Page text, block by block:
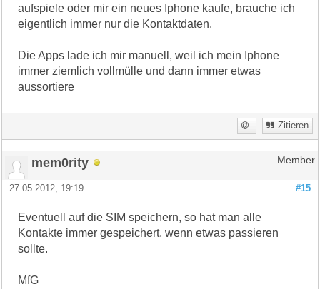
aufspiele oder mir ein neues Iphone kaufe, brauche ich
eigentlich immer nur die Kontaktdaten.
Die Apps lade ich mir manuell, weil ich mein Iphone
immer ziemlich vollmülle und dann immer etwas
aussortiere
Zitieren
mem0rity Member
#15
27.05.2012, 19:19
Eventuell auf die SIM speichern, so hat man alle
Kontakte immer gespeichert, wenn etwas passieren
sollte.
MfG